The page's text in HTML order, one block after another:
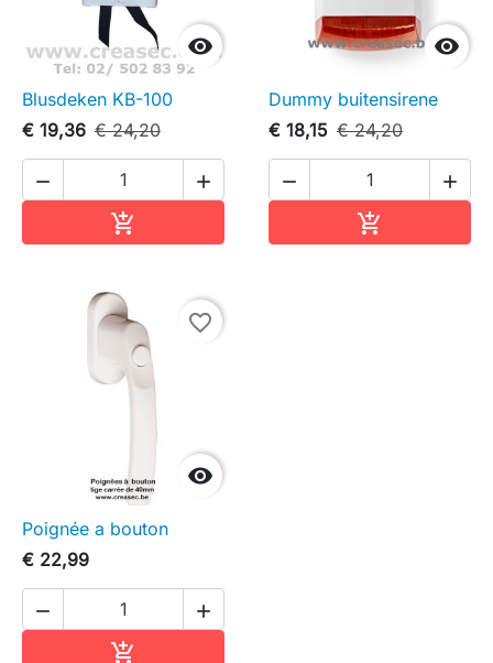

Blusdeken KB-100
€ 19,36 € 24,20
 


Dummy buitensirene
€ 18,15 € 24,20
 


favorite_border
Poignée a bouton
€ 22,99
 
